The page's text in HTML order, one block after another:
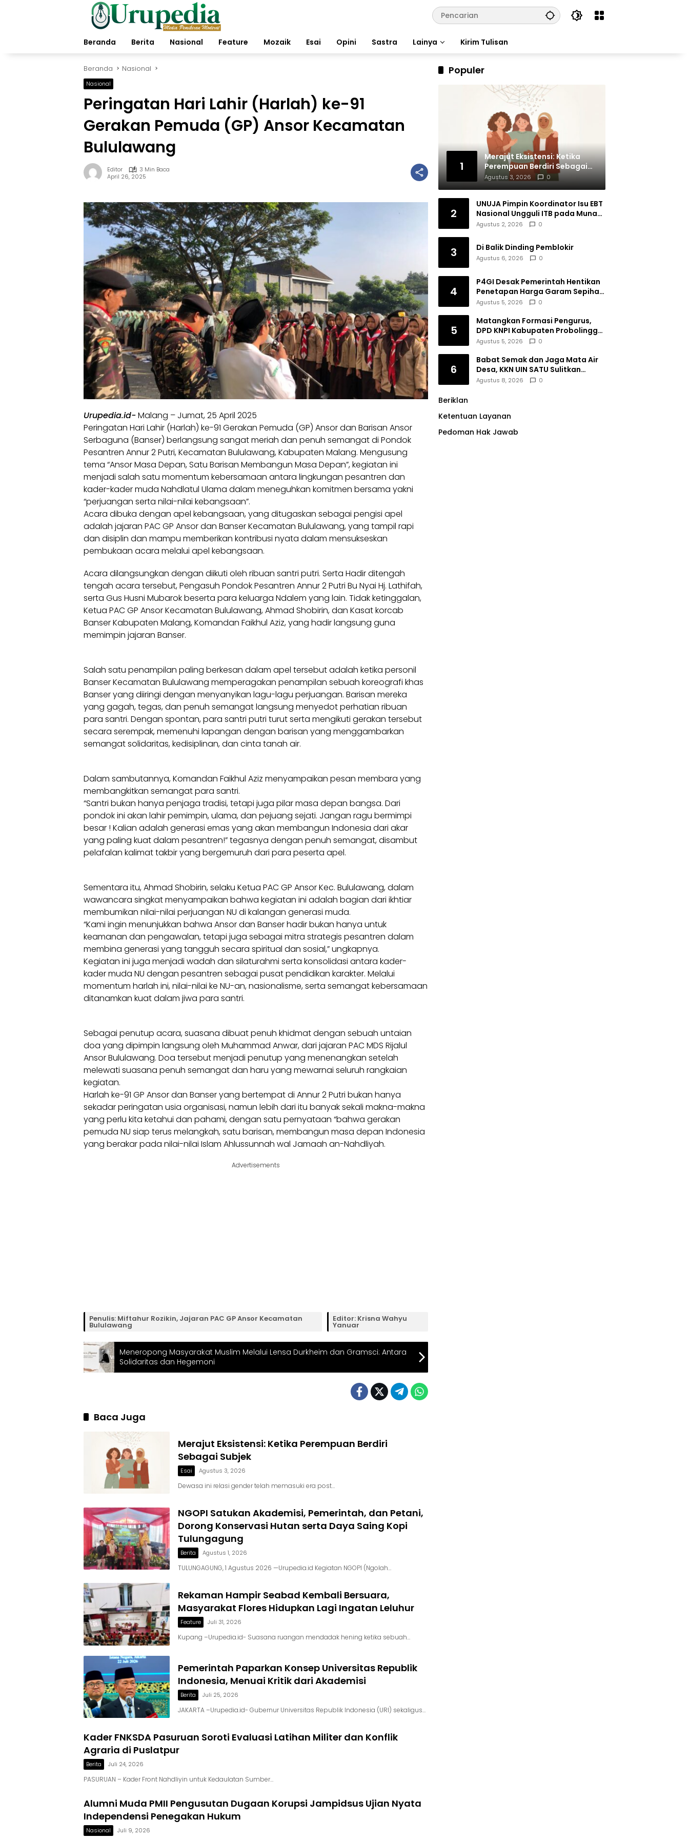
Beranda
Berita Nasional Feature Mozaik Esai Opini Sastra Lainya Kirim Tulisan
Beranda Nasional
Nasional
Peringatan Hari Lahir (Harlah) ke-91
Gerakan Pemuda (GP) Ansor Kecamatan
Bululawang
Editor
3 Min Baca
April 26, 2025
Urupedia.id-Malang – Jumat, 25 April 2025
Peringatan Hari Lahir (Harlah) ke-91 Gerakan Pemuda (GP) Ansor dan Barisan Ansor
Serbaguna (Banser) berlangsung sangat meriah dan penuh semangat di Pondok
Pesantren Annur 2 Putri, Kecamatan Bululawang, Kabupaten Malang. Mengusung
tema “Ansor Masa Depan, Satu Barisan Membangun Masa Depan”, kegiatan ini
menjadi salah satu momentum kebersamaan antara lingkungan pesantren dan
kader-kader muda Nahdlatul Ulama dalam meneguhkan komitmen bersama yakni
“perjuangan serta nilai-nilai kebangsaan”.
Acara dibuka dengan apel kebangsaan, yang ditugaskan sebagai pengisi apel
adalah jajaran PAC GP Ansor dan Banser Kecamatan Bululawang, yang tampil rapi
dan disiplin dan mampu memberikan kontribusi nyata dalam mensukseskan
pembukaan acara melalui apel kebangsaan.
Acara dilangsungkan dengan diikuti oleh ribuan santri putri. Serta Hadir ditengah
tengah acara tersebut, Pengasuh Pondok Pesantren Annur 2 Putri Bu Nyai Hj. Lathifah,
serta Gus Husni Mubarok beserta para keluarga Ndalem yang lain. Tidak ketinggalan,
Ketua PAC GP Ansor Kecamatan Bululawang, Ahmad Shobirin, dan Kasat korcab
Banser Kabupaten Malang, Komandan Faikhul Aziz, yang hadir langsung guna
memimpin jajaran Banser.
Salah satu penampilan paling berkesan dalam apel tersebut adalah ketika personil
Banser Kecamatan Bululawang memperagakan penampilan sebuah koreografi khas
Banser yang diiringi dengan menyanyikan lagu-lagu perjuangan. Barisan mereka
yang gagah, tegas, dan penuh semangat langsung menyedot perhatian ribuan
para santri. Dengan spontan, para santri putri turut serta mengikuti gerakan tersebut
secara serempak, memenuhi lapangan dengan barisan yang menggambarkan
semangat solidaritas, kedisiplinan, dan cinta tanah air.
Dalam sambutannya, Komandan Faikhul Aziz menyampaikan pesan membara yang
membangkitkan semangat para santri.
“Santri bukan hanya penjaga tradisi, tetapi juga pilar masa depan bangsa. Dari
pondok ini akan lahir pemimpin, ulama, dan pejuang sejati. Jangan ragu bermimpi
besar ! Kalian adalah generasi emas yang akan membangun Indonesia dari akar
yang paling kuat dalam pesantren!” tegasnya dengan penuh semangat, disambut
pelafalan kalimat takbir yang bergemuruh dari para peserta apel.
Sementara itu, Ahmad Shobirin, selaku Ketua PAC GP Ansor Kec. Bululawang, dalam
wawancara singkat menyampaikan bahwa kegiatan ini adalah bagian dari ikhtiar
membumikan nilai-nilai perjuangan NU di kalangan generasi muda.
“Kami ingin menunjukkan bahwa Ansor dan Banser hadir bukan hanya untuk
keamanan dan pengawalan, tetapi juga sebagai mitra strategis pesantren dalam
membina generasi yang tangguh secara spiritual dan sosial,” ungkapnya.
Kegiatan ini juga menjadi wadah dan silaturahmi serta konsolidasi antara kader-
kader muda NU dengan pesantren sebagai pusat pendidikan karakter. Melalui
momentum harlah ini, nilai-nilai ke NU-an, nasionalisme, serta semangat kebersamaan
ditanamkan kuat dalam jiwa para santri.
Sebagai penutup acara, suasana dibuat penuh khidmat dengan sebuah untaian
doa yang dipimpin langsung oleh Muhammad Anwar, dari jajaran PAC MDS Rijalul
Ansor Bululawang. Doa tersebut menjadi penutup yang menenangkan setelah
melewati suasana penuh semangat dan haru yang mewarnai seluruh rangkaian
kegiatan.
Harlah ke-91 GP Ansor dan Banser yang bertempat di Annur 2 Putri bukan hanya
sekadar peringatan usia organisasi, namun lebih dari itu banyak sekali makna-makna
yang perlu kita ketahui dan pahami, dengan satu pernyataan “bahwa gerakan
pemuda NU siap terus melangkah, satu barisan, membangun masa depan Indonesia
yang berakar pada nilai-nilai Islam Ahlussunnah wal Jamaah an-Nahdliyah.
Advertisements
Penulis: Miftahur Rozikin, Jajaran PAC GP Ansor Kecamatan
Bululawang
Editor: Krisna Wahyu
Yanuar
Meneropong Masyarakat Muslim Melalui Lensa Durkheim dan Gramsci: Antara
Solidaritas dan Hegemoni
Baca Juga
Merajut Eksistensi: Ketika Perempuan Berdiri
Sebagai Subjek
Esai Agustus 3, 2026
Dewasa ini relasi gender telah memasuki era post…
NGOPI Satukan Akademisi, Pemerintah, dan Petani,
Dorong Konservasi Hutan serta Daya Saing Kopi
Tulungagung
Berita Agustus 1, 2026
TULUNGAGUNG, 1 Agustus 2026 —Urupedia.id Kegiatan NGOPI (Ngolah…
Rekaman Hampir Seabad Kembali Bersuara,
Masyarakat Flores Hidupkan Lagi Ingatan Leluhur
Feature Juli 31, 2026
Kupang –Urupedia.id- Suasana ruangan mendadak hening ketika sebuah…
Pemerintah Paparkan Konsep Universitas Republik
Indonesia, Menuai Kritik dari Akademisi
Berita Juli 25, 2026
JAKARTA –Urupedia.id- Gubernur Universitas Republik Indonesia (URI) sekaligus…
Kader FNKSDA Pasuruan Soroti Evaluasi Latihan Militer dan Konflik
Agraria di Puslatpur
Berita Juli 24, 2026
PASURUAN – Kader Front Nahdliyin untuk Kedaulatan Sumber…
Alumni Muda PMII Pengusutan Dugaan Korupsi Jampidsus Ujian Nyata
Independensi Penegakan Hukum
Nasional Juli 9, 2026
Populer
1
Merajut Eksistensi: Ketika
Perempuan Berdiri Sebagai
Subjek
Agustus 3, 2026 0
2
UNUJA Pimpin Koordinator Isu EBT
Nasional Ungguli ITB pada Munas
BEM SI XIX
Agustus 2, 2026 0
3 Di Balik Dinding Pemblokir
Agustus 6, 2026 0
4
P4GI Desak Pemerintah Hentikan
Penetapan Harga Garam Sepihak
oleh Pabrik
Agustus 5, 2026 0
5
Matangkan Formasi Pengurus,
DPD KNPI Kabupaten Probolinggo
Utamakan Komitmen dan Kinerja
Agustus 5, 2026 0
6
Babat Semak dan Jaga Mata Air
Desa, KKN UIN SATU Sulitkan
Resiko Pencemaran di Sumber
Agustus 8, 2026 0
Beriklan
Ketentuan Layanan
Pedoman Hak Jawab